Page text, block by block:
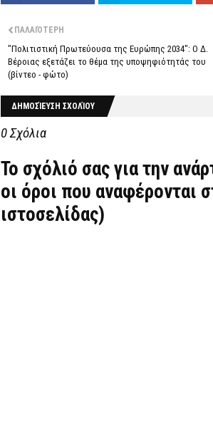
ΠΑΛΑΙΌΤΕΡΗ
"Πολιτιστική Πρωτεύουσα της Ευρώπης 2034": Ο Δ.
Βέροιας εξετάζει το θέμα της υποψηφιότητάς του
(βίντεο - φώτο)
ΔΗΜΟΣΊΕΥΣΗ ΣΧΟΛΊΟΥ
0 Σχόλια
Το σχόλιό σας για την
οι όροι που αναφέρονται
ιστοσελίδας)